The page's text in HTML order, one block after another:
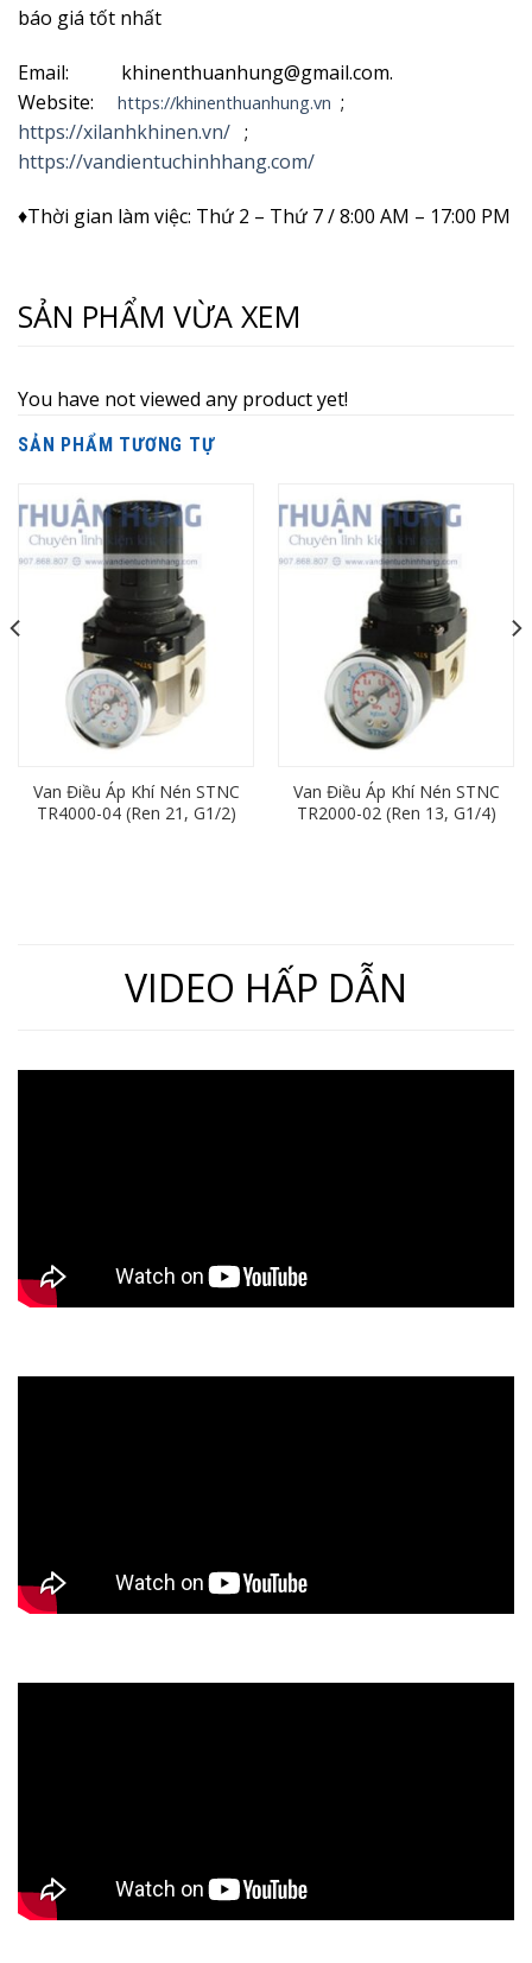
báo giá tốt nhất
Email: khinenthuanhung@gmail.com.
Website: https://khinenthuanhung.vn ;
https://xilanhkhinen.vn/ ;
https://vandientuchinhhang.com/
♦Thời gian làm việc: Thứ 2 – Thứ 7 / 8:00 AM – 17:00 PM
SẢN PHẨM VỪA XEM
You have not viewed any product yet!
SẢN PHẨM TƯƠNG TỰ
Van Điều Áp Khí Nén STNC
TR4000-04 (Ren 21, G1/2)
Van Điều Áp Khí Nén STNC
TR2000-02 (Ren 13, G1/4)
VIDEO HẤP DẪN